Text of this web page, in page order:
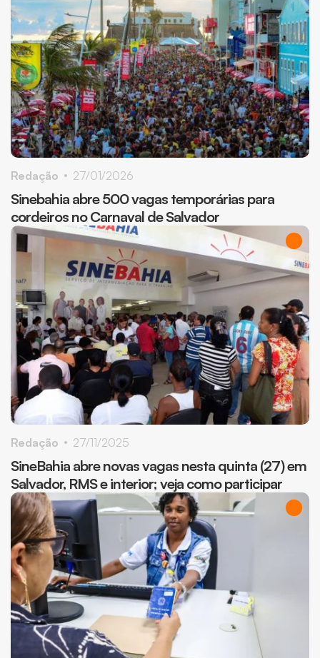
Sinebahia abre 500 vagas temporárias para
cordeiros no Carnaval de Salvador
Redação 27/01/2026
SineBahia abre novas vagas nesta quinta (27) em
Salvador, RMS e interior; veja como participar
Redação 27/11/2025